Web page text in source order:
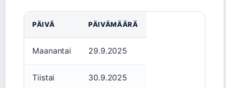
PÄIVÄ PÄIVÄMÄÄRÄ
Maanantai 29.9.2025
Tiistai 30.9.2025